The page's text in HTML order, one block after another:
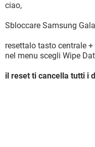
ciao,
Sbloccare Samsung
resettalo tasto centrale
nel menu scegli Wipe
il reset ti cancella tutti i